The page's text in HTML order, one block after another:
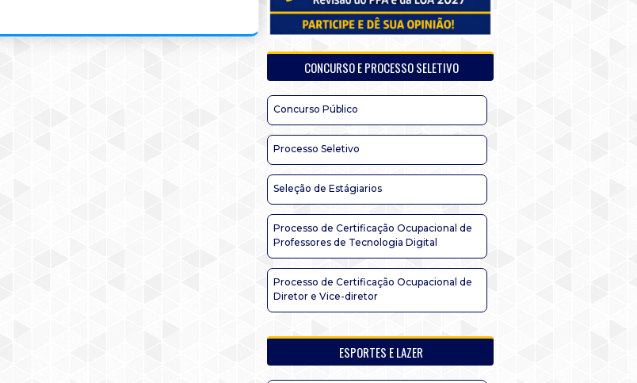
CONCURSO E PROCESSO SELETIVO
Concurso Público
Processo Seletivo
Seleção de Estágiarios
Processo de Certificação Ocupacional de
Professores de Tecnologia Digital
Processo de Certificação Ocupacional de
Diretor e Vice-diretor
ESPORTES E LAZER